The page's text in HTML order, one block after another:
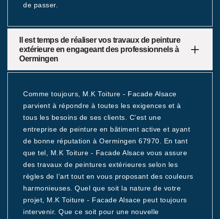
de passer.
Il est temps de réaliser vos travaux de peinture
extérieure en engageant des professionnels à
Oermingen
Comme toujours, M.K Toiture - Facade Alsace
parvient à répondre à toutes les exigences et à
tous les besoins de ses clients. C’est une
entreprise de peinture en bâtiment active et ayant
de bonne réputation à Oermingen 67970. En tant
que tel, M.K Toiture - Facade Alsace vous assure
des travaux de peintures extérieures selon les
règles de l’art tout en vous proposant des couleurs
harmonieuses. Quel que soit la nature de votre
projet, M.K Toiture - Facade Alsace peut toujours
intervenir. Que ce soit pour une nouvelle